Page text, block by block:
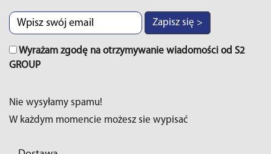
Zapisz się >
Wyrażam zgodę na otrzymywanie wiadomości od S2
GROUP
Nie wysyłamy spamu!
W każdym momencie możesz sie wypisać